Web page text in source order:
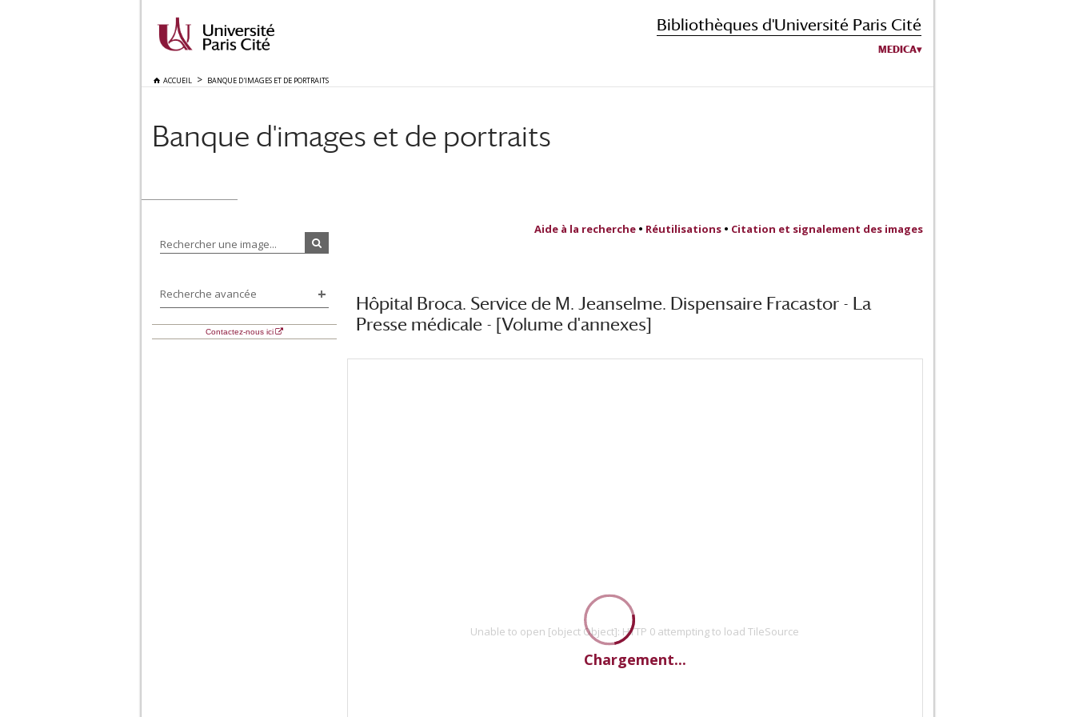
Bibliothèques d'Université Paris Cité
MEDICA
ACCUEIL BANQUE D'IMAGES ET DE PORTRAITS
Banque d'images et de portraits
Rechercher une image...
Recherche avancée
Contactez-nous ici
Aide à la recherche • Réutilisations • Citation et signalement des images
Hôpital Broca. Service de M. Jeanselme. Dispensaire Fracastor - La
Presse médicale - [Volume d'annexes]
Unable to open [object Object]: HTTP 0 attempting to load TileSource
Chargement...